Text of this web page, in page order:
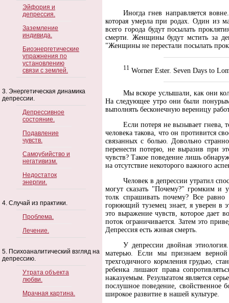
Эйфория и
депрессия.
Заземление
индивида.
Биоэнергетические
упражнения по
установлению
связи с землей.
3. Энергетическая динамика
депрессии.
Депрессивное
состояние.
Подавление
чувств.
Самоубийство и
негативизм.
Недостаток
энергии.
4. Случай из практики.
Проблема.
Лечение.
5. Психоаналитический взгляд на
депрессию.
Утрата объекта
любви.
Мрачная картина.
Иногда гнев направляется
которая умерла при родах. Один из
всего города будут посылать
смерти. Женщины будут мстить за
"Женщины не перестали посылать
11 Worner Ester. Seven Days to
Мы вскоре услышали, как они
На следующее утро они были
выполнять бесконечную вереницу
Если потеря не вызывает гнева,
человека такова, что он противится
связанных с болью. Довольно
перенести потерю, не выразив при
чувств? Такое поведение лишь
на отсутствие некоторого важного
Человек в депрессии утратил
могут сказать "Почему?" громким и
толк спрашивать почему? Все
горюющий туземец знает, я уверен в
это выражение чувств, которое дает
поток ограничивается. Затем это
Депрессия есть живая смерть.
У депрессии двойная
матерью. Если мы признаем верной
трехгодичного кормления грудью,
ребенка лишают права
наказуемым. Результатом является
послушное поведение, свойственное
широкое развитие в нашей культуре.